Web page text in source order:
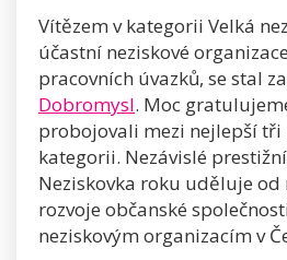
Vítězem v kategorii Velká
účastní neziskové
pracovních úvazků, se stal
Dobromysl. Moc
probojovali mezi nejlepší tři
kategorii. Nezávislé
Neziskovka roku uděluje od
rozvoje občanské
neziskovým organizacím v